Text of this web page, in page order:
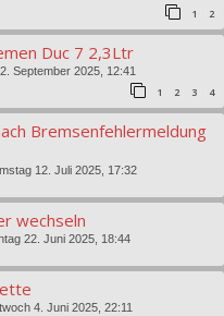
1 2
Duc 7 2,3Ltr
September 2025, 12:41
1 2 3 4
Bremsenfehlermeldung
12. Juli 2025, 17:32
wechseln
22. Juni 2025, 18:44
4. Juni 2025, 22:11